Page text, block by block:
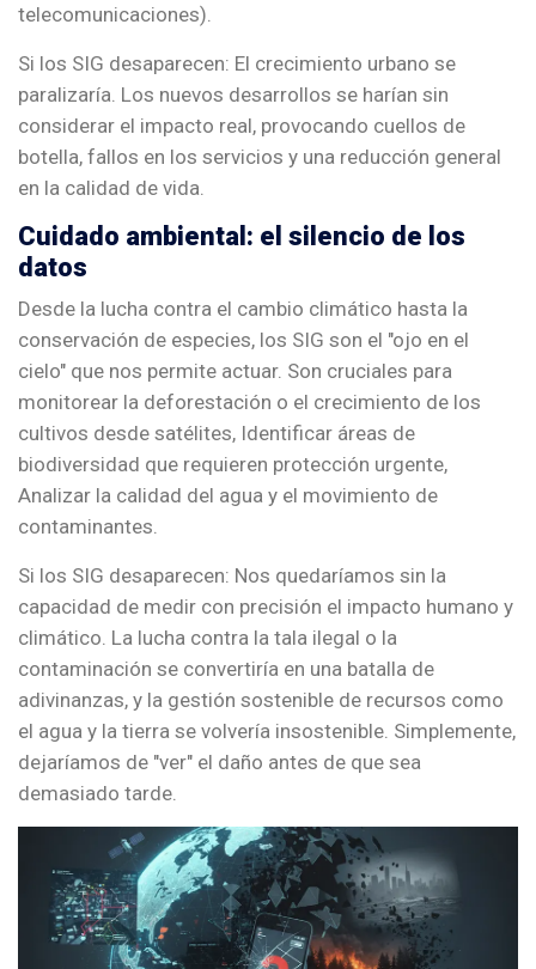
telecomunicaciones).
Si los SIG desaparecen: El crecimiento urbano se
paralizaría. Los nuevos desarrollos se harían sin
considerar el impacto real, provocando cuellos de
botella, fallos en los servicios y una reducción general
en la calidad de vida.
Cuidado ambiental: el silencio de los
datos
Desde la lucha contra el cambio climático hasta la
conservación de especies, los SIG son el "ojo en el
cielo" que nos permite actuar. Son cruciales para
monitorear la deforestación o el crecimiento de los
cultivos desde satélites, Identificar áreas de
biodiversidad que requieren protección urgente,
Analizar la calidad del agua y el movimiento de
contaminantes.
Si los SIG desaparecen: Nos quedaríamos sin la
capacidad de medir con precisión el impacto humano y
climático. La lucha contra la tala ilegal o la
contaminación se convertiría en una batalla de
adivinanzas, y la gestión sostenible de recursos como
el agua y la tierra se volvería insostenible. Simplemente,
dejaríamos de "ver" el daño antes de que sea
demasiado tarde.